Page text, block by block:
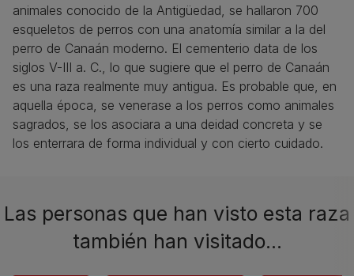
animales conocido de la Antigüedad, se hallaron 700
esqueletos de perros con una anatomía similar a la del
perro de Canaán moderno. El cementerio data de los
siglos V-III a. C., lo que sugiere que el perro de Canaán
es una raza realmente muy antigua. Es probable que, en
aquella época, se venerase a los perros como animales
sagrados, se los asociara a una deidad concreta y se
los enterrara de forma individual y con cierto cuidado.
Las personas que han visto esta raza
también han visitado…